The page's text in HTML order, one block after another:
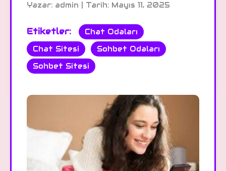
Yazar: admin | Tarih: Mayıs 11, 2025
Etiketler:
Chat Odaları
Chat Sitesi
Sohbet Odaları
Sohbet Sitesi